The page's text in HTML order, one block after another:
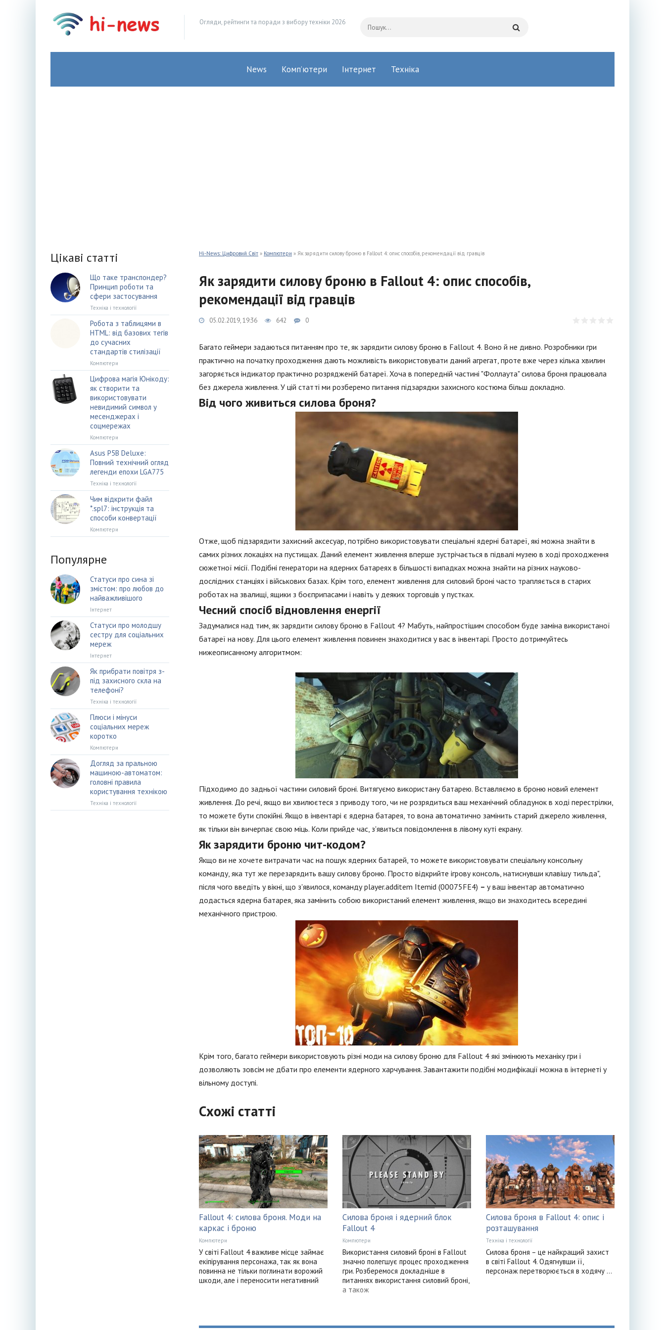
Огляди, рейтинги та поради з вибору техніки 2026
News Комп’ютери Інтернет Техніка
Hi-News: Цифровий Світ » Компютери » Як зарядити силову броню в Fallout 4: опис способів, рекомендації від гравців
Як зарядити силову броню в Fallout 4: опис способів,
рекомендації від гравців
05.02.2019, 19:36 642 0
Багато геймери задаються питанням про те, як зарядити силову броню в Fallout 4. Воно й не дивно. Розробники гри
практично на початку проходження дають можливість використовувати даний агрегат, проте вже через кілька хвилин
загоряється індикатор практично розрядженій батареї. Хоча в попередній частині "Фоллаута" силова броня працювала
без джерела живлення. У цій статті ми розберемо питання підзарядки захисного костюма більш докладно.
Від чого живиться силова броня?
Отже, щоб підзарядити захисний аксесуар, потрібно використовувати спеціальні ядерні батареї, які можна знайти в
самих різних локаціях на пустищах. Даний елемент живлення вперше зустрічається в підвалі музею в ході проходження
сюжетної місії. Подібні генератори на ядерних батареях в більшості випадках можна знайти на різних науково-
дослідних станціях і військових базах. Крім того, елемент живлення для силовий броні часто трапляється в старих
роботах на звалищі, ящики з боєприпасами і навіть у деяких торговців у пустках.
Чесний спосіб відновлення енергії
Задумалися над тим, як зарядити силову броню в Fallout 4? Мабуть, найпростішим способом буде заміна використаної
батареї на нову. Для цього елемент живлення повинен знаходитися у вас в інвентарі. Просто дотримуйтесь
нижеописанному алгоритмом:
Підходимо до задньої частини силовий броні. Витягуємо використану батарею. Вставляємо в броню новий елемент
живлення. До речі, якщо ви хвилюєтеся з приводу того, чи не розрядиться ваш механічний обладунок в ході перестрілки,
то можете бути спокійні. Якщо в інвентарі є ядерна батарея, то вона автоматично замінить старий джерело живлення,
як тільки він вичерпає свою міць. Коли прийде час, з'явиться повідомлення в лівому куті екрану.
Як зарядити броню чит-кодом?
Якщо ви не хочете витрачати час на пошук ядерних батарей, то можете використовувати спеціальну консольну
команду, яка тут же перезарядить вашу силову броню. Просто відкрийте ігрову консоль, натиснувши клавішу тильда",
після чого введіть у вікні, що з'явилося, команду player.additem Itemid (00075FE4) – у ваш інвентар автоматично
додасться ядерна батарея, яка замінить собою використаний елемент живлення, якщо ви знаходитесь всередині
механічного пристрою.
Крім того, багато геймери використовують різні моди на силову броню для Fallout 4 які змінюють механіку гри і
дозволяють зовсім не дбати про елементи ядерного харчування. Завантажити подібні модифікації можна в інтернеті у
вільному доступі.
Схожі статті
Fallout 4: силова броня. Моди на
каркас і броню
Компютери
У світі Fallout 4 важливе місце займає
екіпірування персонажа, так як вона
повинна не тільки поглинати ворожий
шкоди, але і переносити негативний
Силова броня і ядерний блок
Fallout 4
Компютери
Використання силовий броні в Fallout
значно полегшує процес проходження
гри. Розберемося докладніше в
питаннях використання силовий броні,
а також
Силова броня в Fallout 4: опис і
розташування
Техніка і технології
Силова броня – це найкращий захист
в світі Fallout 4. Одягнувши її,
персонаж перетворюється в ходячу ...
Цікаві статті
Що таке транспондер?
Принцип роботи та
сфери застосування
Техніка і технології
Робота з таблицями в
HTML: від базових тегів
до сучасних
стандартів стилізації
Компютери
Цифрова магія Юнікоду:
як створити та
використовувати
невидимий символ у
месенджерах і
соцмережах
Компютери
Asus P5B Deluxe:
Повний технічний огляд
легенди епохи LGA775
Техніка і технології
Чим відкрити файл
*.spl7: інструкція та
способи конвертації
Компютери
Популярне
Статуси про сина зі
змістом: про любов до
найважливішого
Інтернет
Статуси про молодшу
сестру для соціальних
мереж
Інтернет
Як прибрати повітря з-
під захисного скла на
телефоні?
Техніка і технології
Плюси і мінуси
соціальних мереж
коротко
Компютери
Догляд за пральною
машиною-автоматом:
головні правила
користування технікою
Техніка і технології